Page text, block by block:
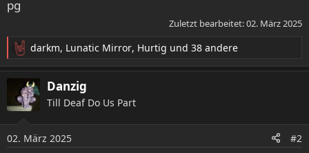
Zuletzt bearbeitet:02. März 2025
R
e
a
t
n
darkm, Lunatic Mirror, Hurtig und 38 andere
Danzig
Till Deaf Do Us Part
02. März 2025 #2